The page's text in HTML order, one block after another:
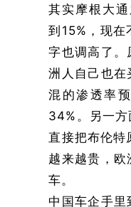
其实摩根大
到15%，现在
字也调高了。
洲人自己也在
混的渗透率
34%。另一方
直接把布伦特
越来越贵，
车。
中国车企手里